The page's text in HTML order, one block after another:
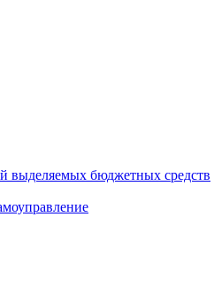
выделяемых бюджетных средств